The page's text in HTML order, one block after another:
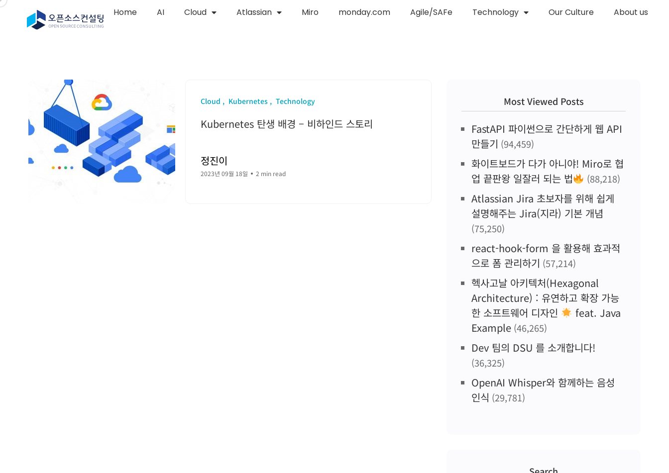
Home AI Cloud Atlassian Miro monday.com Agile/SAFe Technology Our Culture About us
Cloud Kubernetes Technology
Kubernetes 탄생 배경 – 비하인드 스토리
정진이
2023년 09월 18일 2 min read
Most Viewed Posts
FastAPI 파이썬으로 간단하게 웹 API
만들기 (94,459)
화이트보드가 다가 아니야! Miro로 협
업 끝판왕 일잘러 되는 법
(88,218)
Atlassian Jira 초보자를 위해 쉽게
설명해주는 Jira(지라) 기본 개념
(75,250)
react-hook-form 을 활용해 효과적
으로 폼 관리하기 (57,214)
헥사고날 아키텍처(Hexagonal
Architecture) : 유연하고 확장 가능
한 소프트웨어 디자인
feat. Java
Example (46,265)
Dev 팀의 DSU 를 소개합니다!
(36,325)
OpenAI Whisper와 함께하는 음성
인식 (29,781)